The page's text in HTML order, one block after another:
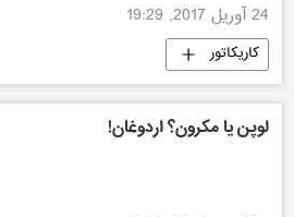
24 آوریل 2017, 19:29
کاریکاتور
لوپن یا مکرون؟ اردوغان!